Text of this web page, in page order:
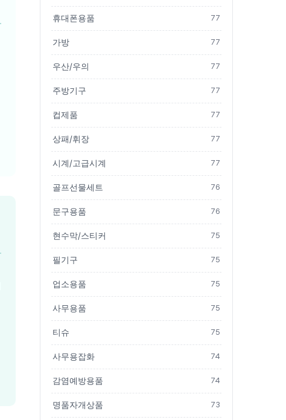
휴대폰용품 77
가방 77
우산/우의 77
주방기구 77
컵제품 77
상패/휘장 77
시계/고급시계 77
골프선물세트 76
문구용품 76
현수막/스티커 75
필기구 75
업소용품 75
사무용품 75
티슈 75
사무용잡화 74
감염예방용품 74
명품자개상품 73